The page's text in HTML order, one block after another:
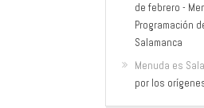
de febrero -
Programación
Salamanca
Menuda es
por los